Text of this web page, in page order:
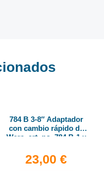
784 B 3-8″ Adaptador
con cambio rápido de
Wera, art. no. 784 B-1 x
23,00 €